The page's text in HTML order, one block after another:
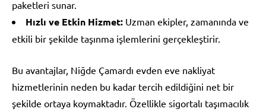
paketleri sunar.
Hızlı ve Etkin Hizmet: Uzman ekipler, zamanında ve
etkili bir şekilde taşınma işlemlerini gerçekleştirir.
Bu avantajlar, Niğde Çamardı evden eve nakliyat
hizmetlerinin neden bu kadar tercih edildiğini net bir
şekilde ortaya koymaktadır. Özellikle sigortalı taşımacılık